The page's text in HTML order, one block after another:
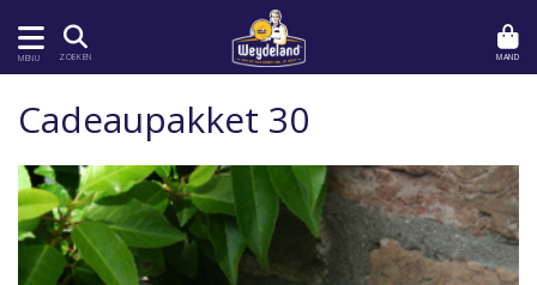
MENU ZOEKEN MAND
Cadeaupakket 30